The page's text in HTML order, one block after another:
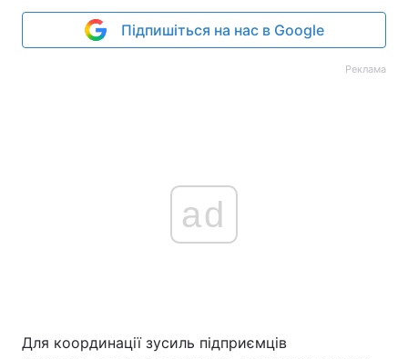
Підпишіться на нас в Google
Реклама
ad
Для координації зусиль підприємців